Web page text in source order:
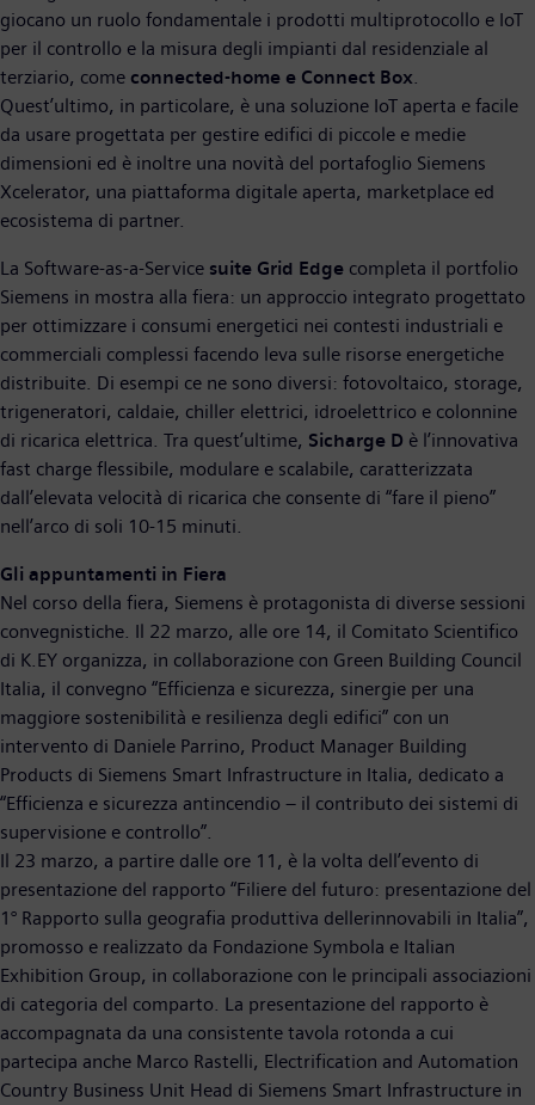
giocano un ruolo fondamentale i prodotti multiprotocollo e IoT
per il controllo e la misura degli impianti dal residenziale al
terziario, come connected-home e Connect Box
Quest’ultimo, in particolare, è una soluzione IoT aperta e facile
da usare progettata per gestire edifici di piccole e medie
dimensioni ed è inoltre una novità del portafoglio Siemens
Xcelerator, una piattaforma digitale aperta, marketplace ed
ecosistema di partner.
La Software-as-a-Service suite Grid Edge completa il portfolio
Siemens in mostra alla fiera: un approccio integrato progettato
per ottimizzare i consumi energetici nei contesti industriali e
commerciali complessi facendo leva sulle risorse energetiche
distribuite. Di esempi ce ne sono diversi: fotovoltaico, storage,
trigeneratori, caldaie, chiller elettrici, idroelettrico e colonnine
di ricarica elettrica. Tra quest’ultime, Sicharge D è l’innovativa
fast charge flessibile, modulare e scalabile, caratterizzata
dall’elevata velocità di ricarica che consente di “fare il pieno”
nell’arco di soli 10-15 minuti.
Gli appuntamenti in Fiera
Nel corso della fiera, Siemens è protagonista di diverse sessioni
convegnistiche. Il 22 marzo, alle ore 14, il Comitato Scientifico
di K.EY organizza, in collaborazione con Green Building Council
Italia, il convegno “Efficienza e sicurezza, sinergie per una
maggiore sostenibilità e resilienza degli edifici” con un
intervento di Daniele Parrino, Product Manager Building
Products di Siemens Smart Infrastructure in Italia, dedicato a
“Efficienza e sicurezza antincendio – il contributo dei sistemi di
supervisione e controllo”.
Il 23 marzo, a partire dalle ore 11, è la volta dell’evento di
presentazione del rapporto “Filiere del futuro: presentazione del
1° Rapporto sulla geografia produttiva dellerinnovabili in Italia”,
promosso e realizzato da Fondazione Symbola e Italian
Exhibition Group, in collaborazione con le principali associazioni
di categoria del comparto. La presentazione del rapporto è
accompagnata da una consistente tavola rotonda a cui
partecipa anche Marco Rastelli, Electrification and Automation
Country Business Unit Head di Siemens Smart Infrastructure in